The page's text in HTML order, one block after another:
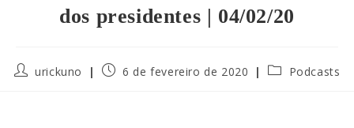
dos presidentes | 04/02/20
urickuno 6 de fevereiro de 2020 Podcasts